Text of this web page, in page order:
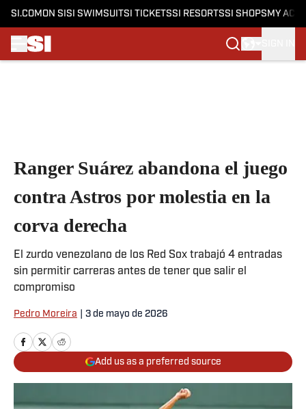
SI.COM ON SI SI SWIMSUITSI TICKETSSI RESORTSSI SHOPS MY
Ranger Suárez abandona el juego
contra Astros por molestia en la
corva derecha
El zurdo venezolano de los Red Sox trabajó 4 entradas
sin permitir carreras antes de tener que salir el
compromiso
Pedro Moreira 3 de mayo de 2026
Add us as a preferred source